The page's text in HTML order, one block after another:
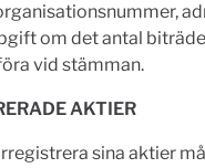
om det antal
vid stämman.
AKTIER
sina aktier